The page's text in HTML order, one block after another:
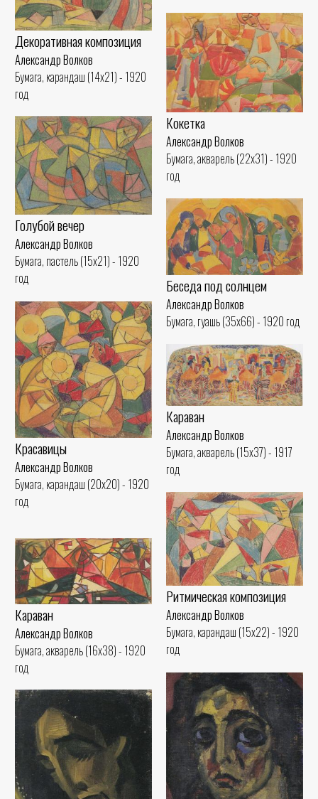
Декоративная композиция
Александр Волков
Бумага, карандаш (14x21) - 1920
год
Кокетка
Александр Волков
Бумага, акварель (22x31) - 1920
год
Голубой вечер
Александр Волков
Бумага, пастель (15x21) - 1920
год
Беседа под солнцем
Александр Волков
Бумага, гуашь (35x66) - 1920 год
Красавицы
Александр Волков
Бумага, карандаш (20x20) - 1920
год
Караван
Александр Волков
Бумага, акварель (15x37) - 1917
год
Ритмическая композиция
Александр Волков
Бумага, карандаш (15x22) - 1920
год
Караван
Александр Волков
Бумага, акварель (16x38) - 1920
год